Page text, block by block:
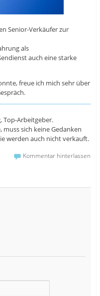
Senior-Verkäufer zur
als
auch eine starke
freue ich mich sehr über
Top-Arbeitgeber.
sich keine Gedanken
werden auch nicht verkauft.
Kommentar hinterlassen